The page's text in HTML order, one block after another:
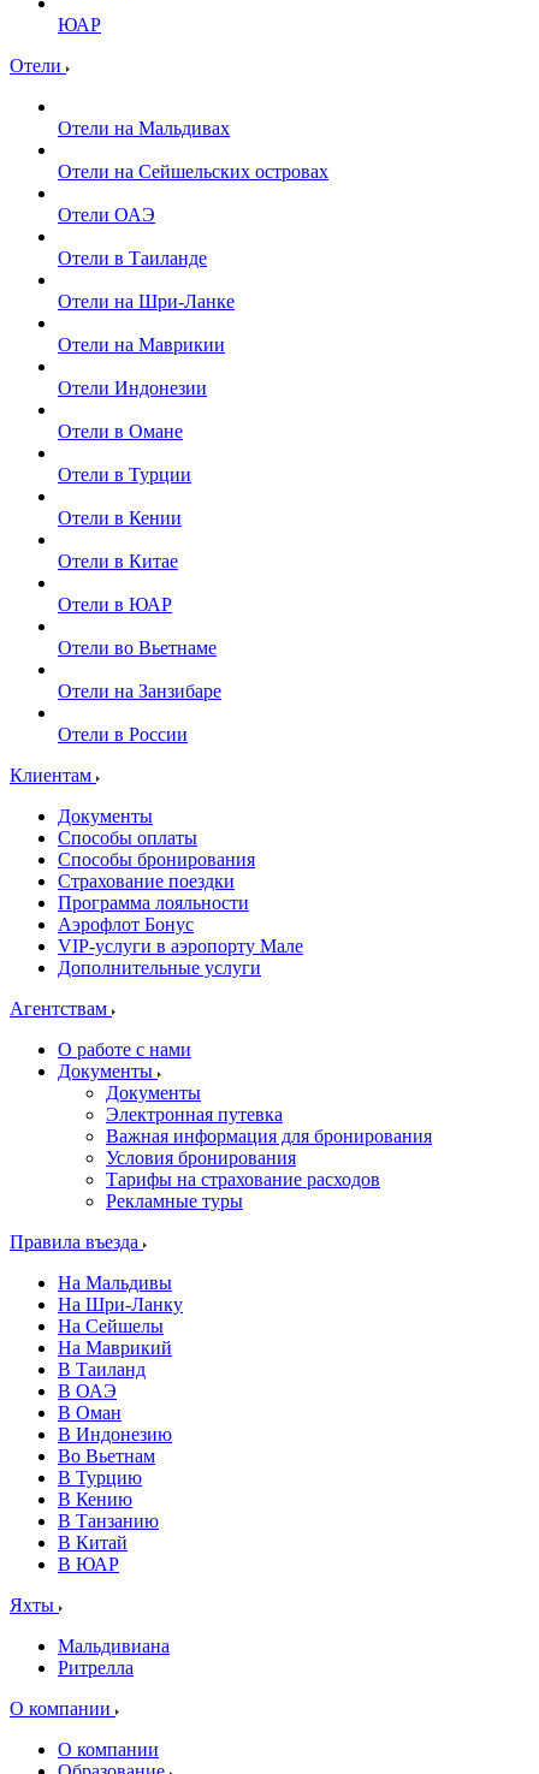
ЮАР
Отели
Отели на Мальдивах
Отели на Сейшельских островах
Отели ОАЭ
Отели в Таиланде
Отели на Шри-Ланке
Отели на Маврикии
Отели Индонезии
Отели в Омане
Отели в Турции
Отели в Кении
Отели в Китае
Отели в ЮАР
Отели во Вьетнаме
Отели на Занзибаре
Отели в России
Клиентам
Документы
Способы оплаты
Способы бронирования
Страхование поездки
Программа лояльности
Аэрофлот Бонус
VIP-услуги в аэропорту Мале
Дополнительные услуги
Агентствам
О работе с нами
Документы
Документы
Электронная путевка
Важная информация для бронирования
Условия бронирования
Тарифы на страхование расходов
Рекламные туры
Правила въезда
На Мальдивы
На Шри-Ланку
На Сейшелы
На Маврикий
В Таиланд
В ОАЭ
В Оман
В Индонезию
Во Вьетнам
В Турцию
В Кению
В Танзанию
В Китай
В ЮАР
Яхты
Мальдивиана
Ритрелла
О компании
О компании